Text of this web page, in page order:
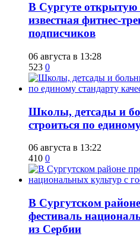
В Сургуте открытую
известная фитнес-
подписчиков
06 августа в 13:28
523 0
Школы, детсады и
строиться по
06 августа в 13:22
410 0
В Сургутском
фестиваль
из Сербии